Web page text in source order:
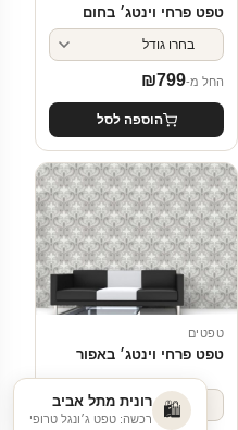
טפט פרחי וינטג׳ בחום
החל מ- ₪799
הוספה לסל
טפטים
טפט פרחי וינטג׳ באפור
🛍️ רונית מתל אביב
רכשה: טפט ג׳ונגל טרופי